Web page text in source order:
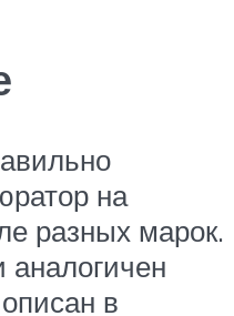
на
разных марок.
аналогичен
в